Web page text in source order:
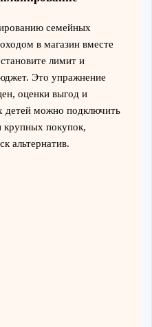
семейных
в магазин вместе
лимит и
Это упражнение
оценки выгод и
можно подключить
крупных покупок,
альтернатив.